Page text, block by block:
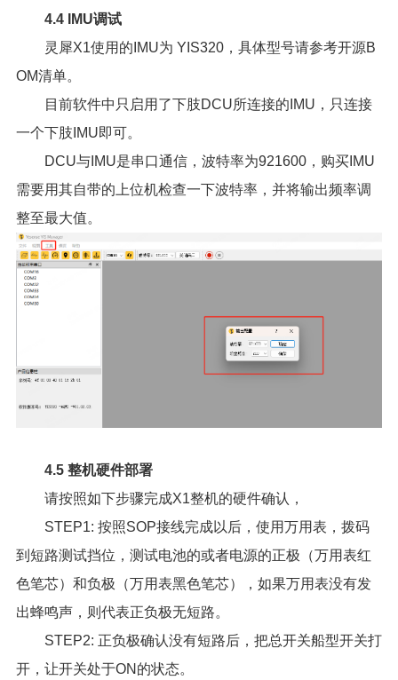
4.4 IMU调试
灵犀X1使用的IMU为 YIS320，具体型号请参考开源B
OM清单。
目前软件中只启用了下肢DCU所连接的IMU，只连接
一个下肢IMU即可。
DCU与IMU是串口通信，波特率为921600，购买IMU
需要用其自带的上位机检查一下波特率，并将输出频率调
整至最大值。
4.5 整机硬件部署
请按照如下步骤完成X1整机的硬件确认，
STEP1: 按照SOP接线完成以后，使用万用表，拨码
到短路测试挡位，测试电池的或者电源的正极（万用表红
色笔芯）和负极（万用表黑色笔芯），如果万用表没有发
出蜂鸣声，则代表正负极无短路。
STEP2: 正负极确认没有短路后，把总开关船型开关打
开，让开关处于ON的状态。